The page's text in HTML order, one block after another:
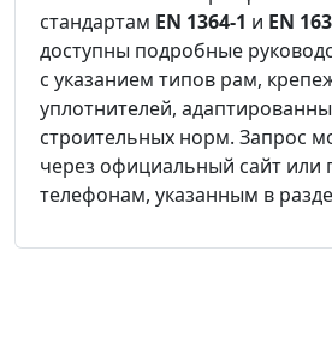
стандартам EN 1364-1 и EN
доступны подробные
с указанием типов рам,
уплотнителей,
строительных норм. Запрос
через официальный сайт или
телефонам, указанным в